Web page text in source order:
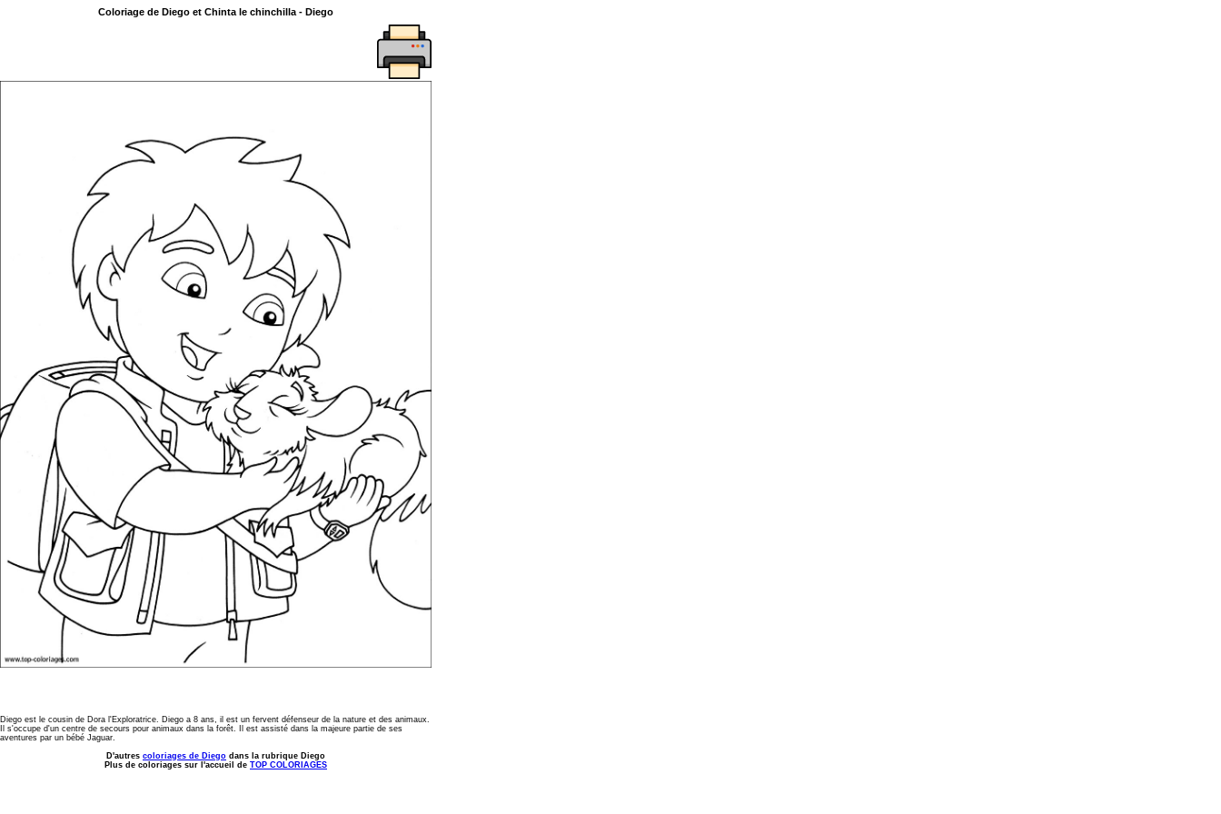
Coloriage de Diego et Chinta le chinchilla - Diego
Diego est le cousin de Dora l'Exploratrice. Diego a 8 ans, il est un fervent défenseur de la nature et des animaux.
Il s'occupe d'un centre de secours pour animaux dans la forêt. Il est assisté dans la majeure partie de ses
aventures par un bébé Jaguar.
D'autres coloriages de Diego dans la rubrique Diego
Plus de coloriages sur l'accueil de TOP COLORIAGES